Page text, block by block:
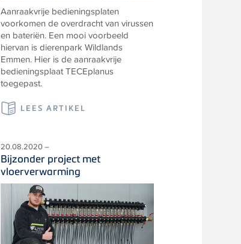
Aanraakvrije bedieningsplaten
voorkomen de overdracht van virussen
en bateriën. Een mooi voorbeeld
hiervan is dierenpark Wildlands
Emmen. Hier is de aanraakvrije
bedieningsplaatTECEplanus
toegepast.
LEES ARTIKEL
20.08.2020 –
Bijzonder project met
vloerverwarming